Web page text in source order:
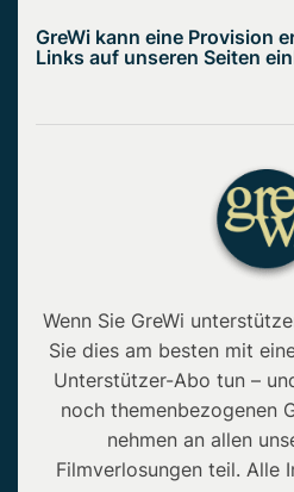
GreWi kann eine Provision
Links auf unseren Seiten
Wenn Sie GreWi
Sie dies am besten mit
Unterstützer-Abo tun –
noch themenbezogenen
nehmen an allen
Filmverlosungen teil. Alle